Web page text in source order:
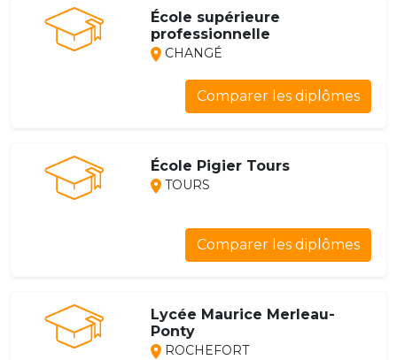
École supérieure
professionnelle
CHANGÉ
Comparer les diplômes
École Pigier Tours
TOURS
Comparer les diplômes
Lycée Maurice Merleau-
Ponty
ROCHEFORT